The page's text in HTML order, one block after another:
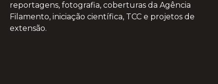
reportagens, fotografia, coberturas da Agência
Filamento, iniciação científica, TCC e projetos de
extensão.